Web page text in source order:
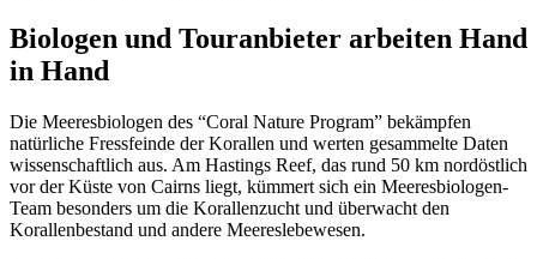
Biologen und Touranbieter arbeiten Hand
in Hand
Die Meeresbiologen des “Coral Nature Program” bekämpfen
natürliche Fressfeinde der Korallen und werten gesammelte Daten
wissenschaftlich aus. Am Hastings Reef, das rund 50 km nordöstlich
vor der Küste von Cairns liegt, kümmert sich ein Meeresbiologen-
Team besonders um die Korallenzucht und überwacht den
Korallenbestand und andere Meereslebewesen.